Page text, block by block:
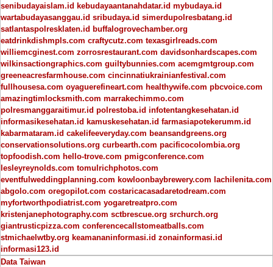
senibudayaislam.id kebudayaantanahdatar.id mybudaya.id
wartabudayasanggau.id sribudaya.id simerdupolresbatang.id
satlantaspolresklaten.id buffalogrovechamber.org
eatdrinkdishmpls.com craftycutz.com texasgirlreads.com
williemcginest.com zorrosrestaurant.com davidsonhardscapes.com
wilkinsactiongraphics.com guiltybunnies.com acemgmtgroup.com
greeneacresfarmhouse.com cincinnatiukrainianfestival.com
fullhousesa.com oyaguerefineart.com healthywife.com pbcvoice.com
amazingtimlocksmith.com marrakechimmo.com
polresmanggaraitimur.id polrestoba.id infotentangkesehatan.id
informasikesehatan.id kamuskesehatan.id farmasiapotekerumm.id
kabarmataram.id cakelifeeveryday.com beansandgreens.org
conservationsolutions.org curbearth.com pacificocolombia.org
topfoodish.com hello-trove.com pmigconference.com
lesleyreynolds.com tomulrichphotos.com
eventfulweddingplanning.com kowloonbaybrewery.com lachilenita.com
abgolo.com oregopilot.com costaricacasadaretodream.com
myfortworthpodiatrist.com yogaretreatpro.com
kristenjanephotography.com sctbrescue.org srchurch.org
giantrusticpizza.com conferencecallstomeatballs.com
stmichaelwtby.org keamananinformasi.id zonainformasi.id
informasi123.id
Data Taiwan